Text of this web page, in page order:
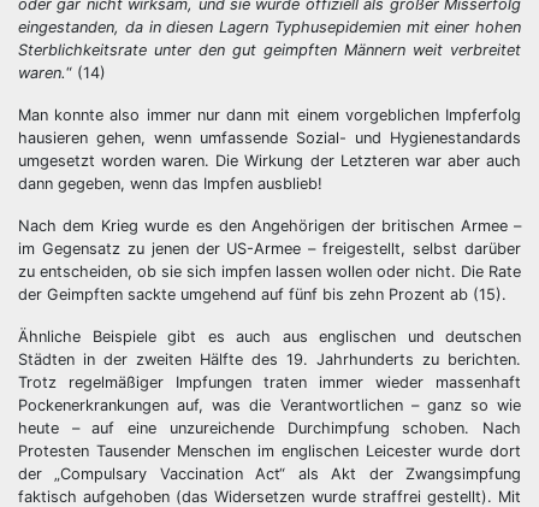
oder gar nicht wirksam, und sie wurde offiziell als großer Misserfolg
eingestanden, da in diesen Lagern Typhusepidemien mit einer hohen
Sterblichkeitsrate unter den gut geimpften Männern weit verbreitet
waren.“ (14)
Man konnte also immer nur dann mit einem vorgeblichen Impferfolg
hausieren gehen, wenn umfassende Sozial- und Hygienestandards
umgesetzt worden waren. Die Wirkung der Letzteren war aber auch
dann gegeben, wenn das Impfen ausblieb!
Nach dem Krieg wurde es den Angehörigen der britischen Armee –
im Gegensatz zu jenen der US-Armee – freigestellt, selbst darüber
zu entscheiden, ob sie sich impfen lassen wollen oder nicht. Die Rate
der Geimpften sackte umgehend auf fünf bis zehn Prozent ab (15).
Ähnliche Beispiele gibt es auch aus englischen und deutschen
Städten in der zweiten Hälfte des 19. Jahrhunderts zu berichten.
Trotz regelmäßiger Impfungen traten immer wieder massenhaft
Pockenerkrankungen auf, was die Verantwortlichen – ganz so wie
heute – auf eine unzureichende Durchimpfung schoben. Nach
Protesten Tausender Menschen im englischen Leicester wurde dort
der „Compulsary Vaccination Act“ als Akt der Zwangsimpfung
faktisch aufgehoben (das Widersetzen wurde straffrei gestellt). Mit